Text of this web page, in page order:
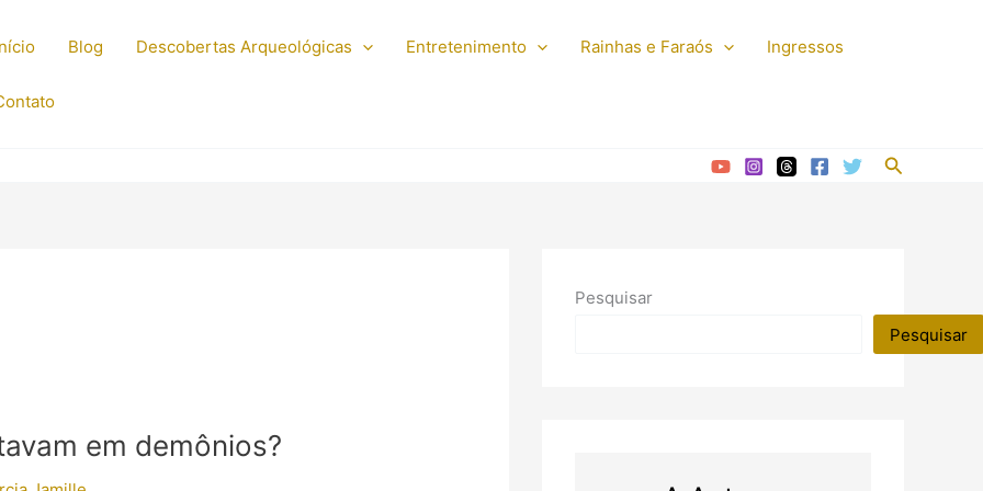
Blog Descobertas Arqueológicas Entretenimento Rainhas e Faraós Ingressos
Pesquisar
em demônios?
Pesquisar
Pesquisar